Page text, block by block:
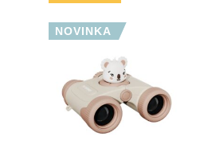
NOVINKA